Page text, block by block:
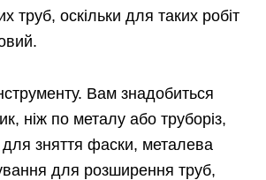
труб, оскільки для таких робіт
Вам знадобиться
ніж по металу або труборіз,
зняття фаски, металева
для розширення труб,